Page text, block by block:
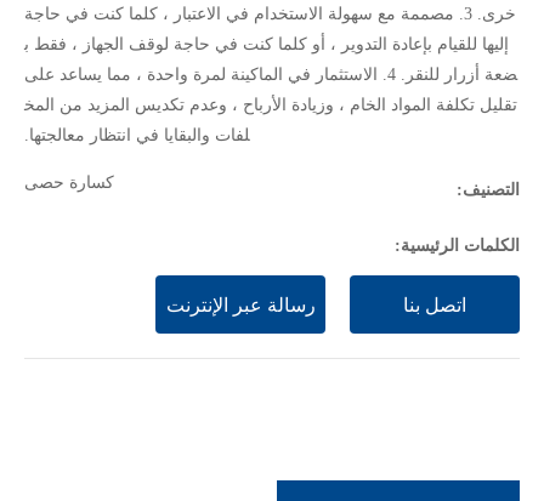
خرى. 3. مصممة مع سهولة الاستخدام في الاعتبار ، كلما كنت في حاجة
إليها للقيام بإعادة التدوير ، أو كلما كنت في حاجة لوقف الجهاز ، فقط ب
ضعة أزرار للنقر. 4. الاستثمار في الماكينة لمرة واحدة ، مما يساعد على
تقليل تكلفة المواد الخام ، وزيادة الأرباح ، وعدم تكديس المزيد من المخ
لفات والبقايا في انتظار معالجتها.
التصنيف: كسارة حصى
الكلمات الرئيسية:
اتصل بنا رسالة عبر الإنترنت